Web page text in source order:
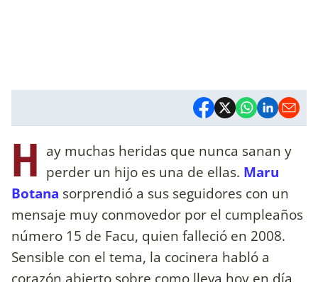
H ay muchas heridas que nunca sanan y
perder un hijo es una de ellas. Maru
Botana sorprendió a sus seguidores con un
mensaje muy conmovedor por el cumpleaños
número 15 de Facu, quien falleció en 2008.
Sensible con el tema, la cocinera habló a
corazón abierto sobre como lleva hoy en día